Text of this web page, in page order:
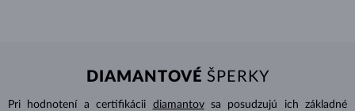
DIAMANTOVÉ ŠPERKY
Pri hodnotení a certifikácii diamantovsa posudzujú ich základné